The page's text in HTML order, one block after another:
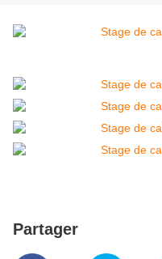
Partager